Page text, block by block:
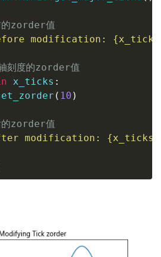
的zorder值
modification: {x_ticks
刻度的zorder值
x_ticks :
( 10 )
的zorder值
modification: {x_ticks